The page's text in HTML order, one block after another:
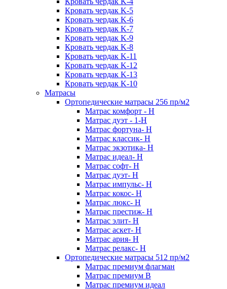
Кровать чердак K-5
Кровать чердак K-6
Кровать чердак K-7
Кровать чердак K-9
Кровать чердак K-8
Кровать чердак K-11
Кровать чердак K-12
Кровать чердак K-13
Кровать чердак K-10
Матрасы
Ортопедические матрасы 256 пр/м2
Матрас комфорт - Н
Матрас дуэт - 1-Н
Матрас фортуна- Н
Матрас классик- Н
Матрас экзотика- Н
Матрас идеал- Н
Матрас софт- Н
Матрас дуэт- Н
Матрас импульс- Н
Матрас кокос- Н
Матрас люкс- Н
Матрас престиж- Н
Матрас элит- Н
Матрас аскет- Н
Матрас ария- Н
Матрас релакс- Н
Ортопедические матрасы 512 пр/м2
Матрас премиум флагман
Матрас премиум В
Матрас премиум идеал